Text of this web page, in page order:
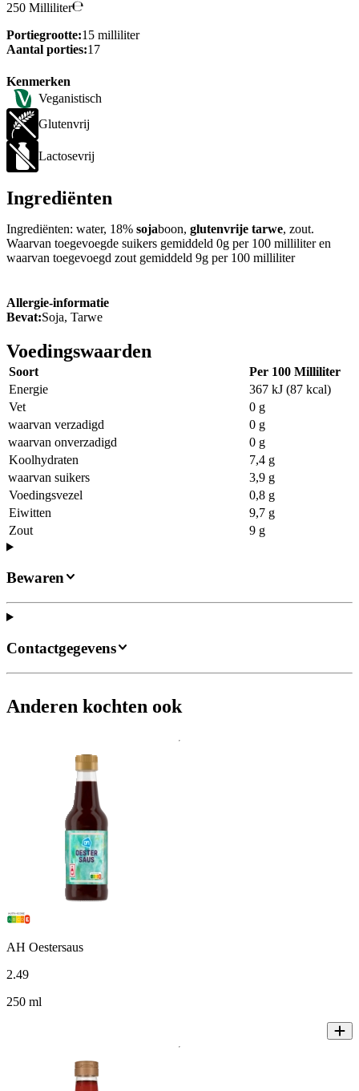
250 Milliliter
Portiegrootte:15 milliliter
Aantal porties:17
Kenmerken
Veganistisch
Glutenvrij
Lactosevrij
Ingrediënten
Ingrediënten: water, 18% sojaboon, glutenvrije tarwe, zout.
Waarvan toegevoegde suikers gemiddeld 0g per 100 milliliter en
waarvan toegevoegd zout gemiddeld 9g per 100 milliliter
Allergie-informatie
Bevat:Soja, Tarwe
Voedingswaarden
Soort
Per 100 Milliliter
Energie
367 kJ (87 kcal)
Vet
0 g
waarvan verzadigd
0 g
waarvan onverzadigd
0 g
Koolhydraten
7,4 g
waarvan suikers
3,9 g
Voedingsvezel
0,8 g
Eiwitten
9,7 g
Zout
9 g
Bewaren
Contactgegevens
Anderen kochten ook
AH Oestersaus
2.49
250 ml